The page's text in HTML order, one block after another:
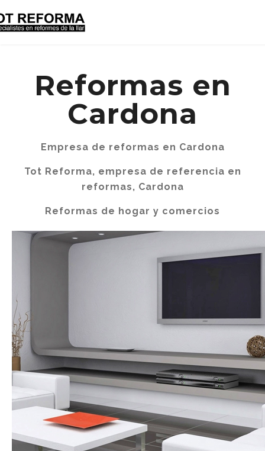
Reformas en
Cardona
Empresa de reformas en Cardona
Tot Reforma, empresa de referencia en
reformas, Cardona
Reformas de hogar y comercios